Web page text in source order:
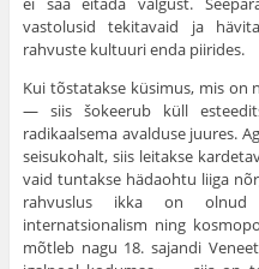
vastolusid tekitavaid ja
rahvuste kultuuri enda piirides.
Kui tõstatakse küsimus, mis on
— siis šokeerub küll
radikaalsema avalduse juures.
seisukohalt, siis leitakse
vaid tuntakse hädaohtu liiga
rahvuslus ikka on
internatsionalism ning
mõt­leb nagu 18. sajandi